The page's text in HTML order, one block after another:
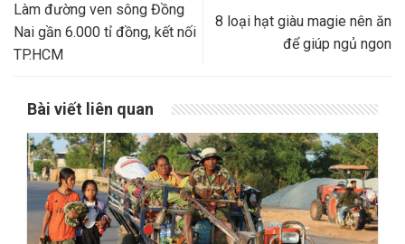
Làm đường ven sông Đồng
Nai gần 6.000 tỉ đồng, kết nối
TP.HCM
8 loại hạt giàu magie nên ăn
để giúp ngủ ngon
Bài viết liên quan